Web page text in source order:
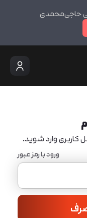
حاجی‌محمدی
کاربری وارد شوید.
ورود با رمز عبور